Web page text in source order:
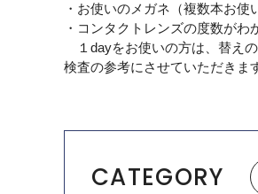
・お使いのメガネ（複数本お使
・コンタクトレンズの度数がわ
１dayをお使いの方は、替えの
検査の参考にさせていただきま
CATEGORY